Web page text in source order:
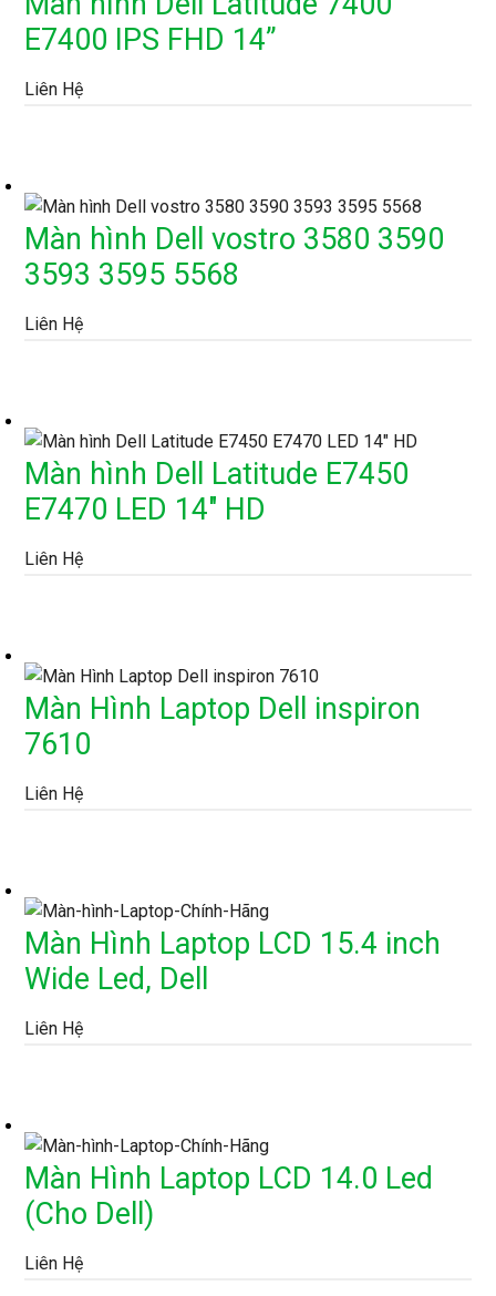
E7400 IPS FHD 14”
Liên Hệ
Màn hình Dell vostro 3580 3590
3593 3595 5568
Liên Hệ
Màn hình Dell Latitude E7450
E7470 LED 14″ HD
Liên Hệ
Màn Hình Laptop Dell inspiron
7610
Liên Hệ
Màn Hình Laptop LCD 15.4 inch
Wide Led, Dell
Liên Hệ
Màn Hình Laptop LCD 14.0 Led
(Cho Dell)
Liên Hệ